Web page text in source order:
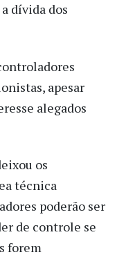
dívida dos
apesar
alegados
os
técnica
poderão ser
de controle se
forem